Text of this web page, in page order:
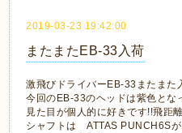
2019-03-23 19:42:00
またまたEB-33入荷
激飛びドライバーEB-33またまた
今回のEB-33のヘッドは紫色とな
見た目が個人的に好きです!!飛距
シャフトは ATTAS PUNCH6S